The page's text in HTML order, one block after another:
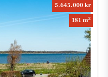
5.645.000 kr
181 m2